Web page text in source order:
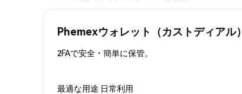
Phemexウォレット（カストディアル）
2FAで安全・簡単に保管。
最適な用途 日常利用